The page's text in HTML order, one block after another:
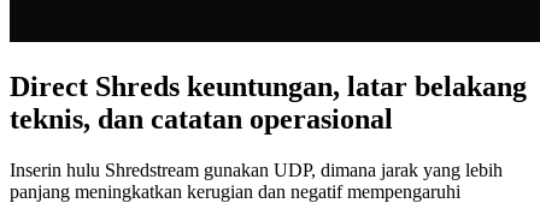
Direct Shreds keuntungan, latar belakang
teknis, dan catatan operasional
Inserin hulu Shredstream gunakan UDP, dimana jarak yang lebih
panjang meningkatkan kerugian dan negatif mempengaruhi